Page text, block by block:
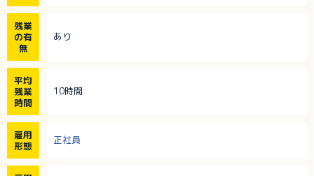
残業
の有
無
あり
平均
残業
時間
10時間
雇用
形態
正社員